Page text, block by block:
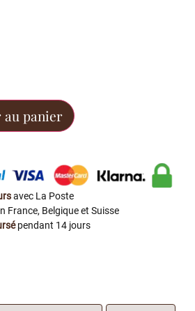
au panier
avec La Poste
France, Belgique et Suisse
pendant 14 jours